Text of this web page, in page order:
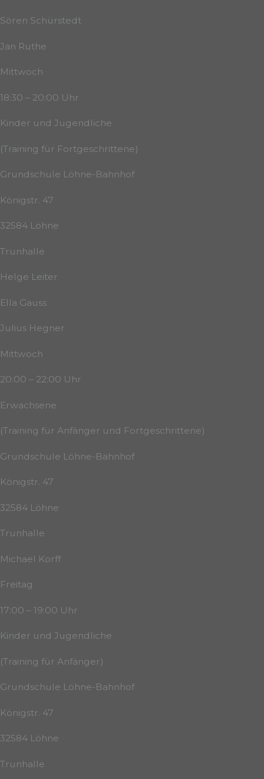
Sören Schürstedt
Jan Ruthe
Mittwoch
18:30 – 20:00 Uhr
Kinder und Jugendliche
(Training für Fortgeschrittene)
Grundschule Löhne-Bahnhof
Königstr. 47
32584 Löhne
Trunhalle
Helge Leiter
Ella Gauss
Julius Hegner
Mittwoch
20:00 – 22:00 Uhr
Erwachsene
(Training für Anfänger und Fortgeschrittene)
Grundschule Löhne-Bahnhof
Königstr. 47
32584 Löhne
Trunhalle
Michael Korff
Freitag
17:00 – 19:00 Uhr
Kinder und Jugendliche
(Training für Anfänger)
Grundschule Löhne-Bahnhof
Königstr. 47
32584 Löhne
Trunhalle